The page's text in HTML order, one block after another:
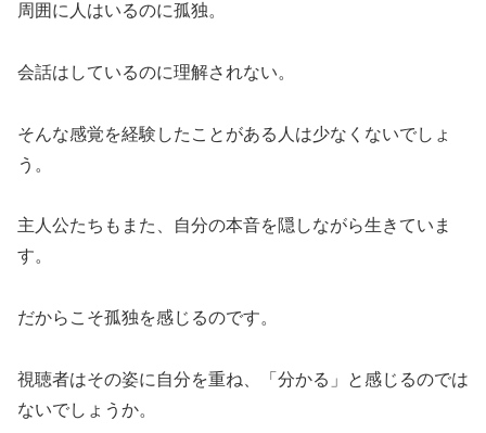
周囲に人はいるのに孤独。
会話はしているのに理解されない。
そんな感覚を経験したことがある人は少なくないでしょ
う。
主人公たちもまた、自分の本音を隠しながら生きていま
す。
だからこそ孤独を感じるのです。
視聴者はその姿に自分を重ね、「分かる」と感じるのでは
ないでしょうか。